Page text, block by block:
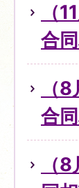
（
合
（
合
（